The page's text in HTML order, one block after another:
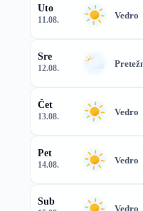
Uto
11.08. Vedro
Sre
12.08.
Čet
13.08. Vedro
Pet
14.08. Vedro
Sub
Vedro